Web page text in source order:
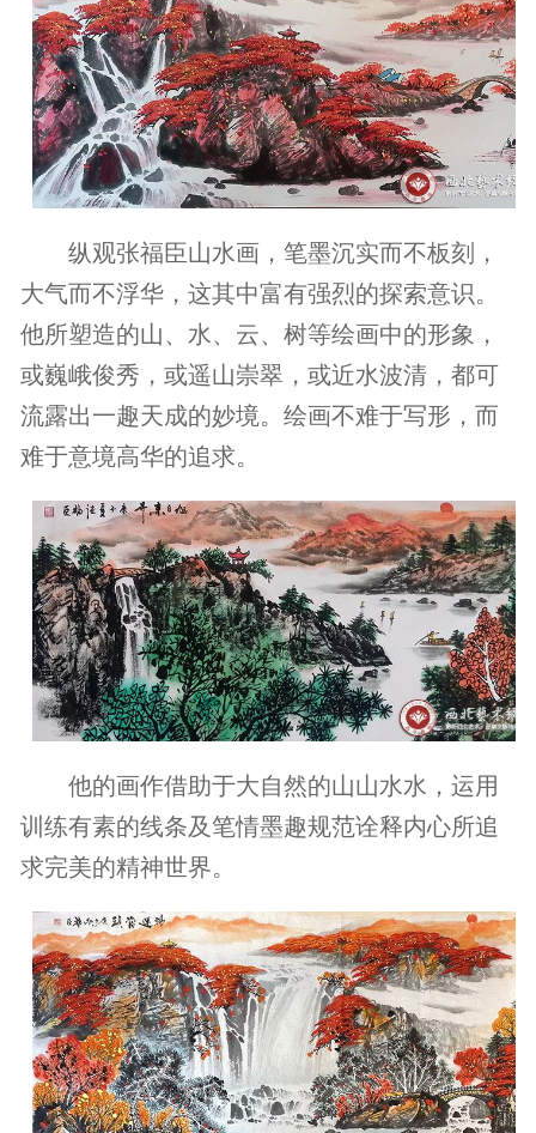
纵观张福臣山水画，笔墨沉实而不板刻，
大气而不浮华，这其中富有强烈的探索意识。
他所塑造的山、水、云、树等绘画中的形象，
或巍峨俊秀，或遥山崇翠，或近水波清，都可
流露出一趣天成的妙境。绘画不难于写形，而
难于意境高华的追求。
他的画作借助于大自然的山山水水，运用
训练有素的线条及笔情墨趣规范诠释内心所追
求完美的精神世界。